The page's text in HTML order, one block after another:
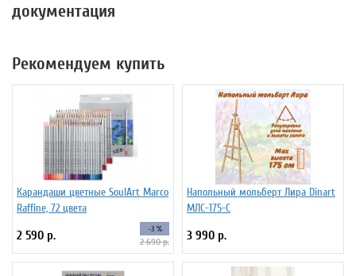
документация
Рекомендуем купить
Карандаши цветные SoulArt Marco
Raffine, 72 цвета
2 590 р. -3 %
2 690 р.
Напольный мольберт Лира Dinart
МЛС-175-С
3 990 р.